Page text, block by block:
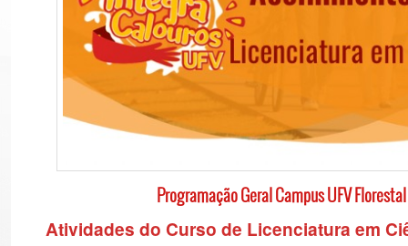
Programação Geral Campus UFV
Atividades do Curso de Licenciatura em